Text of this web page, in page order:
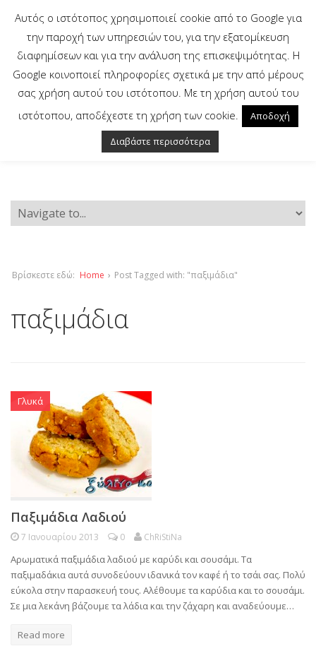
Βρίσκεστε εδώ: Home › Post Tagged with: "παξιμάδια"
παξιμάδια
Γλυκά
Παξιμάδια Λαδιού
7 Ιανουαρίου 2013 0 ChRiStiNa
Αρωματικά παξιμάδια λαδιού με καρύδι και σουσάμι. Τα
παξιμαδάκια αυτά συνοδεύουν ιδανικά τον καφέ ή το τσάι σας. Πολύ
εύκολα στην παρασκευή τους. Αλέθουμε τα καρύδια και το σουσάμι.
Σε μια λεκάνη βάζουμε τα λάδια και την ζάχαρη και αναδεύουμε…
Read more
Αυτός ο ιστότοπος χρησιμοποιεί cookie από το Google για
την παροχή των υπηρεσιών του, για την εξατομίκευση
διαφημίσεων και για την ανάλυση της επισκεψιμότητας. Η
Google κοινοποιεί πληροφορίες σχετικά με την από μέρους
σας χρήση αυτού του ιστότοπου. Με τη χρήση αυτού του
ιστότοπου, αποδέχεστε τη χρήση των cookie.
Αποδοχή
Διαβάστε περισσότερα